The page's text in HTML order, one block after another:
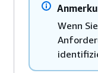
Wenn